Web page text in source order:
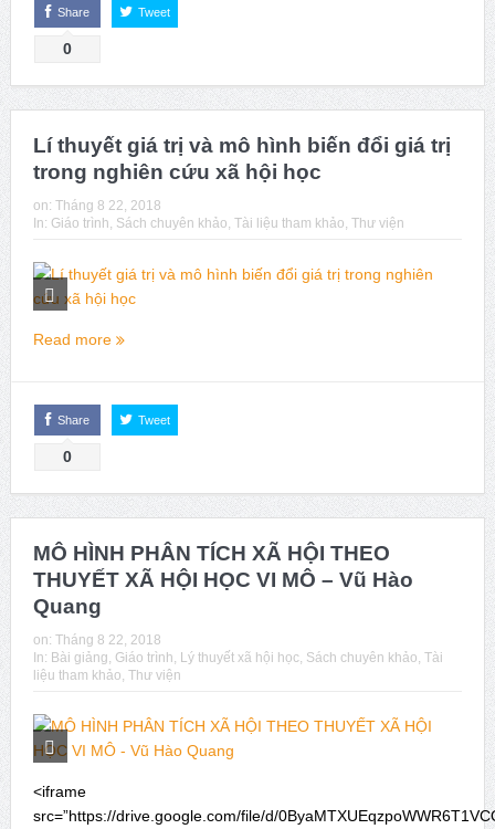
Share
0
Tweet
Lí thuyết giá trị và mô hình biến đổi giá trị
trong nghiên cứu xã hội học
on: Tháng 8 22, 2018
In: Giáo trình, Sách chuyên khảo, Tài liệu tham khảo, Thư viện
Read more
Share
0
Tweet
MÔ HÌNH PHÂN TÍCH XÃ HỘI THEO
THUYẾT XÃ HỘI HỌC VI MÔ – Vũ Hào
Quang
on: Tháng 8 22, 2018
In: Bài giảng Giáo trình Lý thuyết xã hội học, Sách chuyên khảo Tài
liệu tham khảo Thư viện
<iframe
src=”https://drive.google.com/file/d/